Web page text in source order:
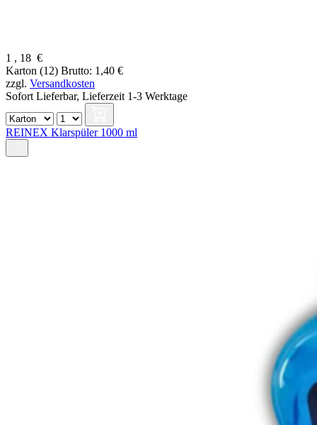
1 , 18 €
Karton (12) Brutto: 1,40 €
zzgl. Versandkosten
Sofort Lieferbar, Lieferzeit 1-3 Werktage
REINEX Klarspüler 1000 ml